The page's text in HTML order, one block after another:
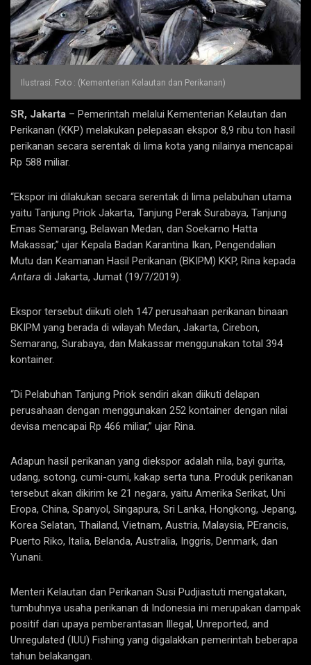
Ilustrasi. Foto : (Kementerian Kelautan dan Perikanan)
SR, Jakarta – Pemerintah melalui Kementerian Kelautan dan
Perikanan (KKP) melakukan pelepasan ekspor 8,9 ribu ton hasil
perikanan secara serentak di lima kota yang nilainya mencapai
Rp 588 miliar.
“Ekspor ini dilakukan secara serentak di lima pelabuhan utama
yaitu Tanjung Priok Jakarta, Tanjung Perak Surabaya, Tanjung
Emas Semarang, Belawan Medan, dan Soekarno Hatta
Makassar,” ujar Kepala Badan Karantina Ikan, Pengendalian
Mutu dan Keamanan Hasil Perikanan (BKIPM) KKP, Rina kepada
Antara di Jakarta, Jumat (19/7/2019).
Ekspor tersebut diikuti oleh 147 perusahaan perikanan binaan
BKIPM yang berada di wilayah Medan, Jakarta, Cirebon,
Semarang, Surabaya, dan Makassar menggunakan total 394
kontainer.
“Di Pelabuhan Tanjung Priok sendiri akan diikuti delapan
perusahaan dengan menggunakan 252 kontainer dengan nilai
devisa mencapai Rp 466 miliar,” ujar Rina.
Adapun hasil perikanan yang diekspor adalah nila, bayi gurita,
udang, sotong, cumi-cumi, kakap serta tuna. Produk perikanan
tersebut akan dikirim ke 21 negara, yaitu Amerika Serikat, Uni
Eropa, China, Spanyol, Singapura, Sri Lanka, Hongkong, Jepang,
Korea Selatan, Thailand, Vietnam, Austria, Malaysia, PErancis,
Puerto Riko, Italia, Belanda, Australia, Inggris, Denmark, dan
Yunani.
Menteri Kelautan dan Perikanan Susi Pudjiastuti mengatakan,
tumbuhnya usaha perikanan di Indonesia ini merupakan dampak
positif dari upaya pemberantasan Illegal, Unreported, and
Unregulated (IUU) Fishing yang digalakkan pemerintah beberapa
tahun belakangan.